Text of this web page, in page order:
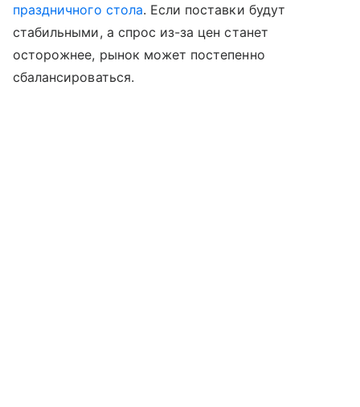
праздничного стола. Если поставки будут
стабильными, а спрос из-за цен станет
осторожнее, рынок может постепенно
сбалансироваться.